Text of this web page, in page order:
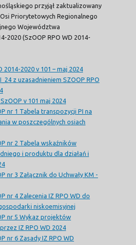
przyjął zaktualizowany
Priorytetowych Regionalnego
Województwa
2020 (SzOOP RPO WD 2014-
2014-2020 v 101 – maj 2024
z uzasadnieniem SZOOP RPO
v 101 maj 2024
nr 1 Tabela transpozycji PI na
w poszczególnych osiach
nr 2 Tabela wskaźników
i produktu dla działań i
nr 3 Załącznik do Uchwały KM -
nr 4 Zalecenia IZ RPO WD do
niskoemisyjnej
nr 5 Wykaz projektów
IZ RPO WD 2024
nr 6 Zasady IZ RPO WD